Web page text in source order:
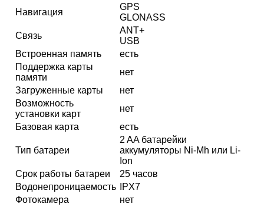
Навигация
GPS
GLONASS
Связь
ANT+
USB
Встроенная память
есть
Поддержка карты
памяти
нет
Загруженные карты
нет
Возможность
установки карт
нет
Базовая карта
есть
Тип батареи
2 AA батарейки
аккумуляторы Ni-Mh или Li-
Ion
Срок работы батареи
25 часов
Водонепроницаемость
IPX7
Фотокамера
нет